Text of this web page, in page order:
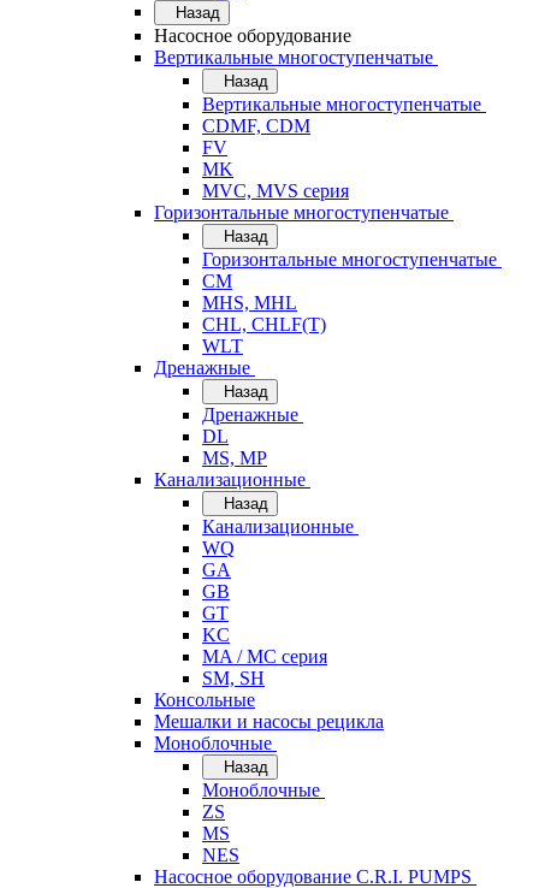
Назад
Насосное оборудование
Вертикальные многоступенчатые
Назад
Вертикальные многоступенчатые
CDMF, CDM
FV
MK
MVC, MVS серия
Горизонтальные многоступенчатые
Назад
Горизонтальные многоступенчатые
CM
MHS, MHL
CHL, CHLF(T)
WLT
Дренажные
Назад
Дренажные
DL
MS, MP
Канализационные
Назад
Канализационные
WQ
GA
GB
GT
KC
MA / MC серия
SM, SH
Консольные
Мешалки и насосы рецикла
Моноблочные
Назад
Моноблочные
ZS
MS
NES
Насосное оборудование C.R.I. PUMPS